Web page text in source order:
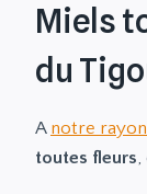
Miels
du
A notre
toutes fleurs,